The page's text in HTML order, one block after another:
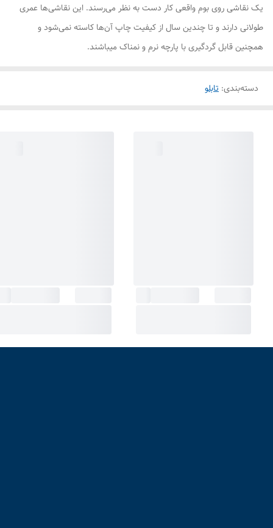
یک نقاشی روی بوم واقعی کار دست به نظر می‌رسند. این نقاشی‌ها عمری
طولانی دارند و تا چندین سال از کیفیت چاپ آن‌ها کاسته نمی‌شود و
همچنین قابل گردگیری با پارچه نرم و نمناک میباشند.
دسته‌بندی: تابلو